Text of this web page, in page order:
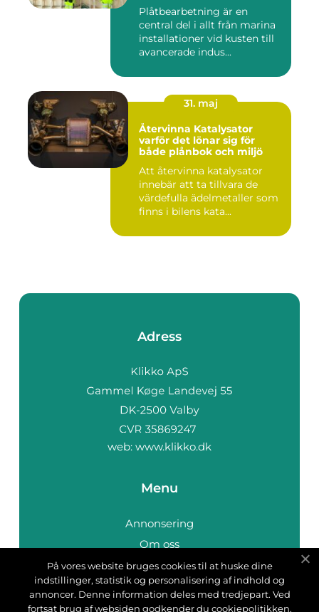
Plåtbearbetning är en
central del i allt från marina
installationer vid kusten till
avancerade indus...
31. maj
Återvinna Katalysator
varför det lönar sig för
både plånbok och miljö
Att återvinna katalysator
innebär att ta tillvara de
värdefulla ädelmetaller som
finns i bilens kata...
Adress
web: www.klikko.dk
Menu
Annonsering
Om oss
Cookies
Kontakta oss
Sitemap
På vores website bruges cookies til at huske dine
indstillinger, statistik og personalisering af indhold og
annoncer. Denne information deles med tredjepart. Ved
fortsat brug af websiden godkender du cookiepolitikken.